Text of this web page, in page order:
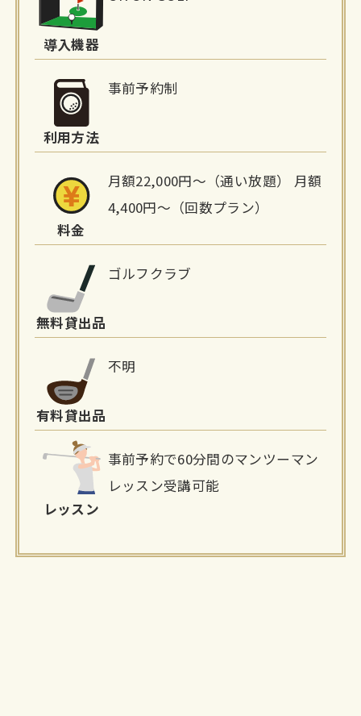
報
導入機器
利用方法
事前予約制
料金
月額22,000円〜（通い放題） 月額
4,400円〜（回数プラン）
無料貸出品
ゴルフクラブ
有料貸出品
不明
レッスン
事前予約で60分間のマンツーマン
レッスン受講可能